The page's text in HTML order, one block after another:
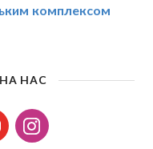
комплексом
НАС